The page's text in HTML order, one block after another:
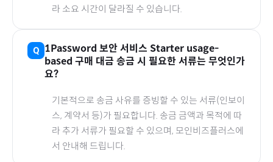
라 소요 시간이 달라질 수 있습니다.
1Password 보안 서비스 Starter usage-
based 구매 대금 송금 시 필요한 서류는 무엇인가
요?
기본적으로 송금 사유를 증빙할 수 있는 서류(인보이
스, 계약서 등)가 필요합니다. 송금 금액과 목적에 따
라 추가 서류가 필요할 수 있으며, 모인비즈플러스에
서 안내해 드립니다.